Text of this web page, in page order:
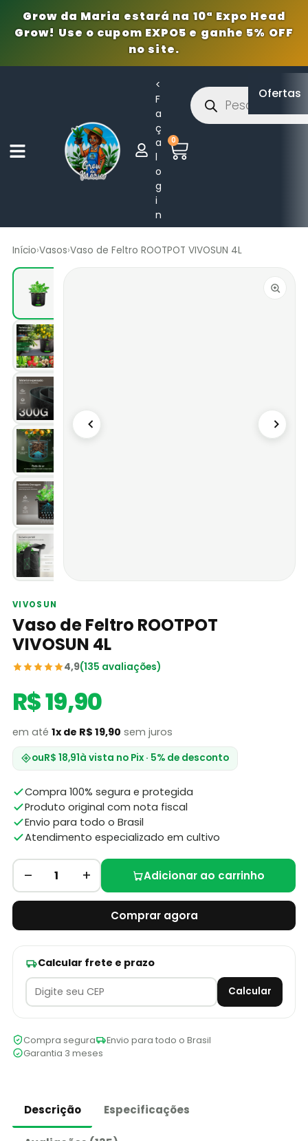
Grow da Maria estará na 10ª Expo Head
Grow! Use o cupom EXPO5 e ganhe 5% OFF
no site.
<
F
a
ç
a
l
o
g
i
n
0
Ofertas
Início›Vasos›Vaso de Feltro ROOTPOT VIVOSUN 4L
VIVOSUN
Vaso de Feltro ROOTPOT
VIVOSUN 4L
4,9(135 avaliações)
R$ 19,90
em até 1x de R$ 19,90 sem juros
ouR$ 18,91à vista no Pix · 5% de desconto
Compra 100% segura e protegida
Produto original com nota fiscal
Envio para todo o Brasil
Atendimento especializado em cultivo
– 1 + Adicionar ao carrinho
Comprar agora
Calcular frete e prazo
Calcular
Compra segura
Envio para todo o Brasil
Garantia 3 meses
Descrição Especificações